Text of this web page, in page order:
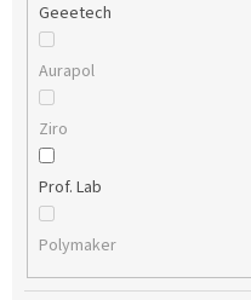
Geeetech
Aurapol
Ziro
Prof. Lab
Polymaker